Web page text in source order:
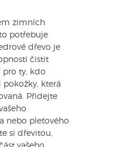
zimních
potřebuje
dřevo je
čistit
pro ty, kdo
která
Přidejte
nebo pleťového
si dřevitou,